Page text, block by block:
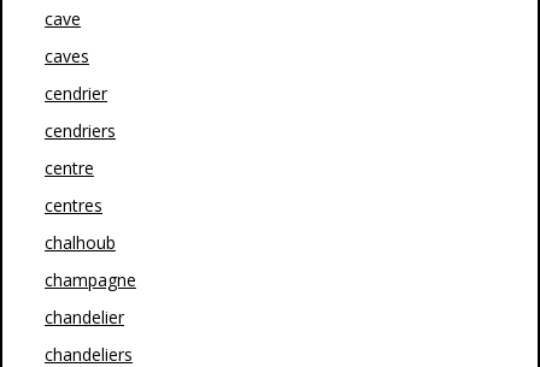
cave
caves
cendrier
cendriers
centre
centres
chalhoub
champagne
chandelier
chandeliers